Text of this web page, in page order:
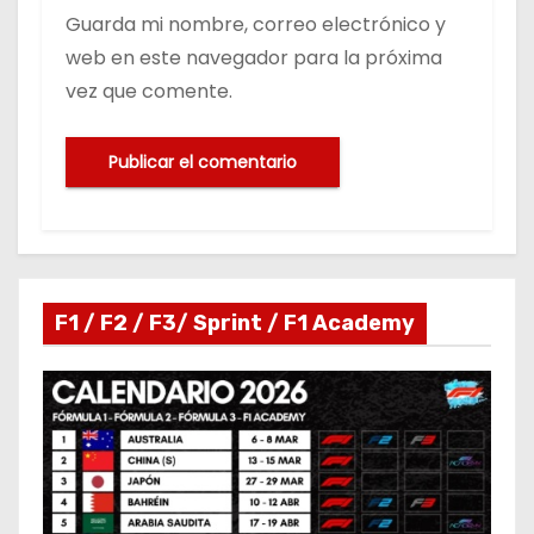
Guarda mi nombre, correo electrónico y
web en este navegador para la próxima
vez que comente.
F1 / F2 / F3/ Sprint / F1 Academy